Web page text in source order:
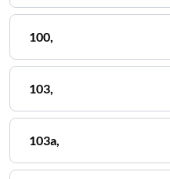
100,
103,
103a,